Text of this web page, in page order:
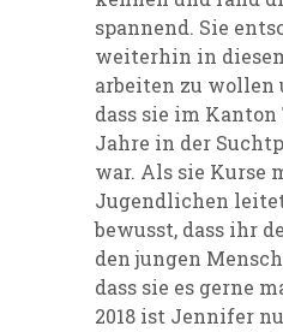
spannend. Sie
weiterhin in
arbeiten zu wollen
dass sie im
Jahre in der
war. Als sie Kurse
Jugendlichen
bewusst, dass ihr
den jungen
dass sie es gerne
2018 ist Jennifer